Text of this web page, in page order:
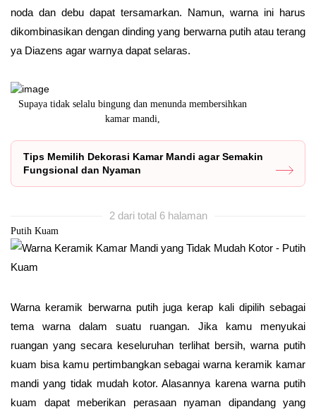
noda dan debu dapat tersamarkan. Namun, warna ini harus
dikombinasikan dengan dinding yang berwarna putih atau terang
ya Diazens agar warnya dapat selaras.
Supaya tidak selalu bingung dan menunda membersihkan
kamar mandi,
Tips Memilih Dekorasi Kamar Mandi agar Semakin
Fungsional dan Nyaman
2 dari total 6 halaman
Putih Kuam
Warna keramik berwarna putih juga kerap kali dipilih sebagai
tema warna dalam suatu ruangan. Jika kamu menyukai
ruangan yang secara keseluruhan terlihat bersih, warna putih
kuam bisa kamu pertimbangkan sebagai warna keramik kamar
mandi yang tidak mudah kotor. Alasannya karena warna putih
kuam dapat meberikan perasaan nyaman dipandang yang